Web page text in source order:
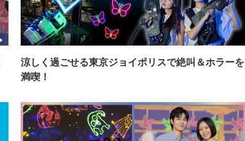
涼しく過ごせる東京ジョイポリスで絶叫＆ホラーを
満喫！